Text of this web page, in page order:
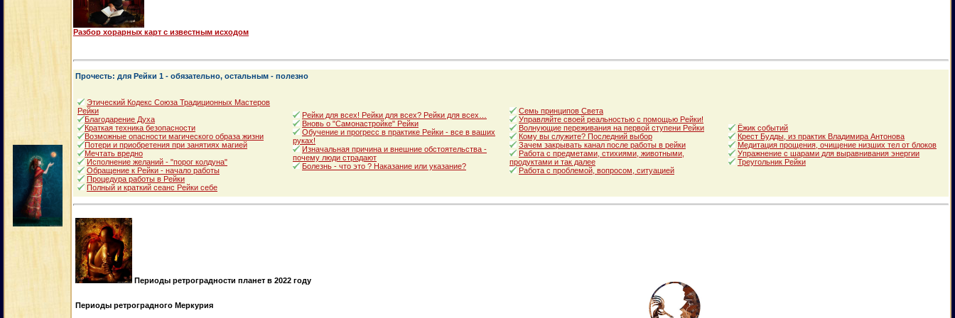
Разбор хорарных карт с известным исходом
Прочесть: для Рейки 1 - обязательно, остальным - полезно
Этический Кодекс Союза Традиционных Мастеров
Рейки
Благодарение Духа
Краткая техника безопасности
Возможные опасности магического образа жизни
Потери и приобретения при занятиях магией
Мечтать вредно
Исполнение желаний - "порог колдуна"
Обращение к Рейки - начало работы
Процедура работы в Рейки
Полный и краткий сеанс Рейки себе
Рейки для всех! Рейки для всех? Рейки для всех…
Вновь о "Самонастройке" Рейки
Обучение и прогресс в практике Рейки - все в ваших
руках!
Изначальная причина и внешние обстоятельства -
почему люди страдают
Болезнь - что это ? Наказание или указание?
Семь принципов Света
Управляйте своей реальностью с помощью Рейки!
Волнующие переживания на первой ступени Рейки
Кому вы служите? Последний выбор
Зачем закрывать канал после работы в рейки
Работа с предметами, стихиями, животными,
продуктами и так далее
Работа с проблемой, вопросом, ситуацией
Ёжик событий
Крест Будды, из практик Владимира Антонова
Медитация прощения, очищение низших тел от блоков
Упражнение с шарами для выравнивания энергии
Треугольник Рейки
Периоды ретроградности планет в 2022 году
Периоды ретроградного Меркурия